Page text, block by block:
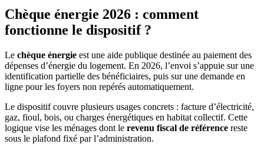
Chèque énergie 2026 : comment
fonctionne le dispositif ?
Le chèque énergie est une aide publique destinée au paiement des
dépenses d’énergie du logement. En 2026, l’envoi s’appuie sur une
identification partielle des bénéficiaires, puis sur une demande en
ligne pour les foyers non repérés automatiquement.
Le dispositif couvre plusieurs usages concrets : facture d’électricité,
gaz, fioul, bois, ou charges énergétiques en habitat collectif. Cette
logique vise les ménages dont le revenu fiscal de référence reste
sous le plafond fixé par l’administration.